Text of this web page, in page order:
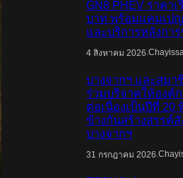
GN8 PHEV ราคา
บาท พร้อมแคมเป
และบริการหลังกา
4 สิงหาคม 2026.
บางจากฯ และสมา
ร่วมบริจาคให้องค์
ต่อเนื่องเป็นปีที่ 20
ข้างกันสร้างสรรค์
บางจากฯ
31 กรกฎาคม 2026.